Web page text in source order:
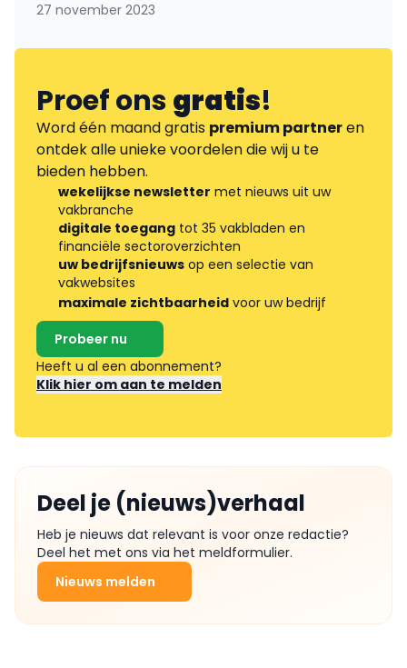
27 november 2023
Proef onsgratis!
Word één maand gratis premium partneren
ontdek alle unieke voordelen die wij u te
bieden hebben.
wekelijkse newsletter met nieuws uit uw
vakbranche
digitale toegang tot 35 vakbladen en
financiële sectoroverzichten
uw bedrijfsnieuws op een selectie van
vakwebsites
maximale zichtbaarheid voor uw bedrijf
Probeer nu
Heeft u al een abonnement?
Klik hier om aan te melden
Deel je (nieuws)verhaal
Heb je nieuws dat relevant is voor onze redactie?
Deel het met ons via het meldformulier.
Nieuws melden